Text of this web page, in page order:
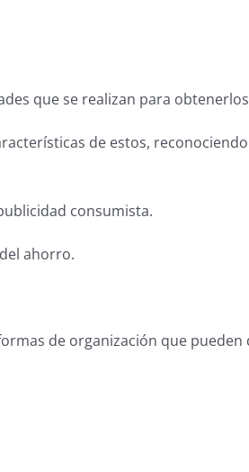
que se realizan para
de estos,
consumista.
ahorro.
de organización que